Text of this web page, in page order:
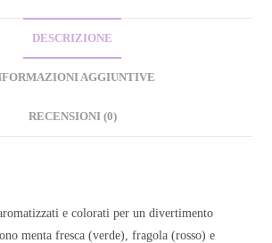
DESCRIZIONE
AGGIUNTIVE
RECENSIONI (0)
e colorati per un divertimento
menta fresca (verde), fragola (rosso) e